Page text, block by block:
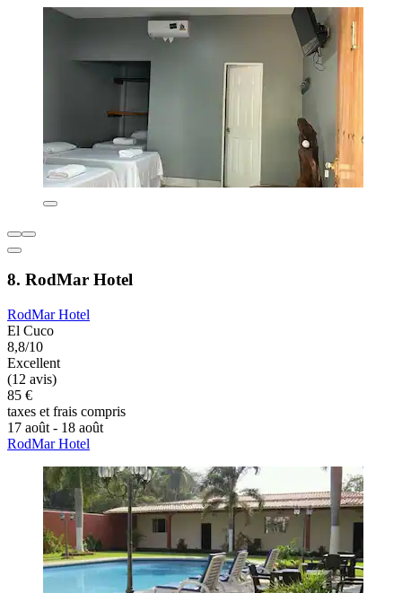
8. RodMar Hotel
RodMar Hotel
El Cuco
8,8/10
Excellent
(12 avis)
85 €
taxes et frais compris
17 août - 18 août
RodMar Hotel